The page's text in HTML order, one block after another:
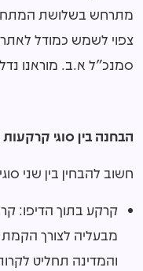
מתרחש בשלושת
צפוי לשמש כמודל
סמנכ”ל א.ב. מוראנו
הבחנה בין סוגי
חשוב להבחין בין שני
קרקע בתוך הדיפו:
מבעליה לצורך
והמדינה תחליט